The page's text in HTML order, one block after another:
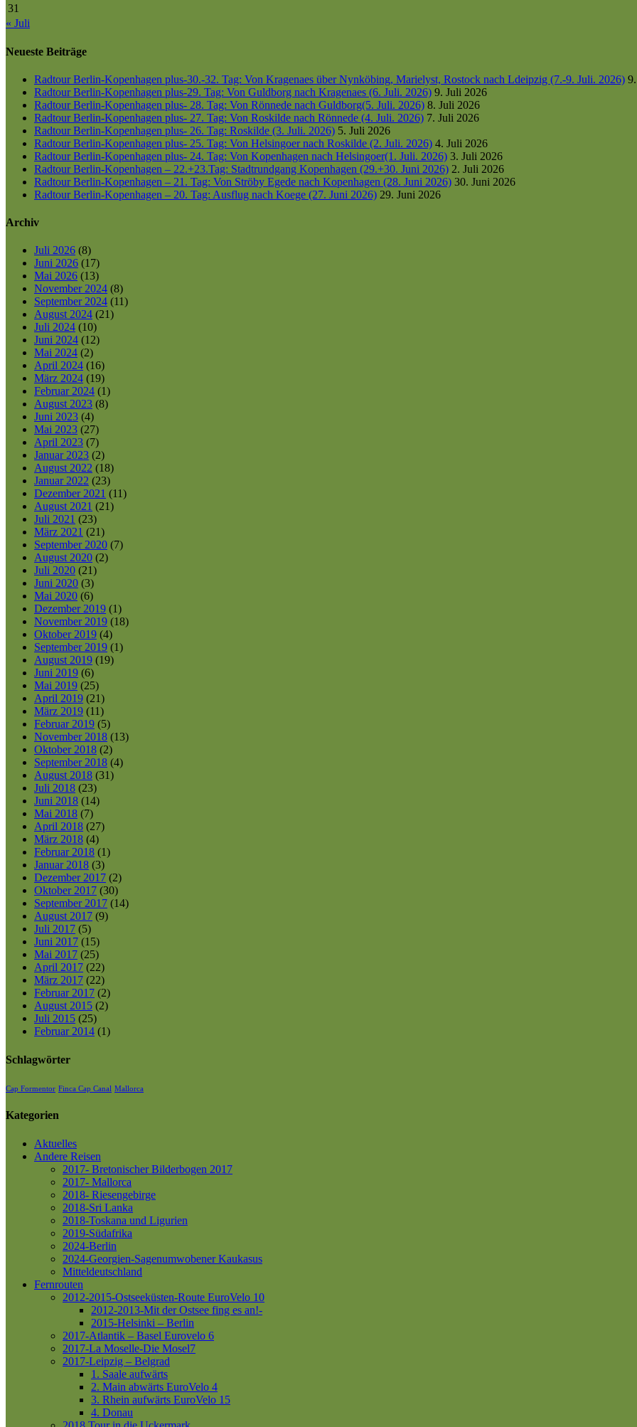
31
« Juli
Neueste Beiträge
Radtour Berlin-Kopenhagen plus-30.-32. Tag: Von Kragenaes über Nynköbing, Marielyst, Rostock nach Ldeipzig (7.-9. Juli. 2026)
Radtour Berlin-Kopenhagen plus-29. Tag: Von Guldborg nach Kragenaes (6. Juli. 2026) 9. Juli 2026
Radtour Berlin-Kopenhagen plus- 28. Tag: Von Rönnede nach Guldborg(5. Juli. 2026) 8. Juli 2026
Radtour Berlin-Kopenhagen plus- 27. Tag: Von Roskilde nach Rönnede (4. Juli. 2026) 7. Juli 2026
Radtour Berlin-Kopenhagen plus- 26. Tag: Roskilde (3. Juli. 2026) 5. Juli 2026
Radtour Berlin-Kopenhagen plus- 25. Tag: Von Helsingoer nach Roskilde (2. Juli. 2026) 4. Juli 2026
Radtour Berlin-Kopenhagen plus- 24. Tag: Von Kopenhagen nach Helsingoer(1. Juli. 2026) 3. Juli 2026
Radtour Berlin-Kopenhagen – 22.+23.Tag: Stadtrundgang Kopenhagen (29.+30. Juni 2026) 2. Juli 2026
Radtour Berlin-Kopenhagen – 21. Tag: Von Ströby Egede nach Kopenhagen (28. Juni 2026) 30. Juni 2026
Radtour Berlin-Kopenhagen – 20. Tag: Ausflug nach Koege (27. Juni 2026) 29. Juni 2026
Archiv
Juli 2026 (8)
Juni 2026 (17)
Mai 2026 (13)
November 2024 (8)
September 2024 (11)
August 2024 (21)
Juli 2024 (10)
Juni 2024 (12)
Mai 2024 (2)
April 2024 (16)
März 2024 (19)
Februar 2024 (1)
August 2023 (8)
Juni 2023 (4)
Mai 2023 (27)
April 2023 (7)
Januar 2023 (2)
August 2022 (18)
Januar 2022 (23)
Dezember 2021 (11)
August 2021 (21)
Juli 2021 (23)
März 2021 (21)
September 2020 (7)
August 2020 (2)
Juli 2020 (21)
Juni 2020 (3)
Mai 2020 (6)
Dezember 2019 (1)
November 2019 (18)
Oktober 2019 (4)
September 2019 (1)
August 2019 (19)
Juni 2019 (6)
Mai 2019 (25)
April 2019 (21)
März 2019 (11)
Februar 2019 (5)
November 2018 (13)
Oktober 2018 (2)
September 2018 (4)
August 2018 (31)
Juli 2018 (23)
Juni 2018 (14)
Mai 2018 (7)
April 2018 (27)
März 2018 (4)
Februar 2018 (1)
Januar 2018 (3)
Dezember 2017 (2)
Oktober 2017 (30)
September 2017 (14)
August 2017 (9)
Juli 2017 (5)
Juni 2017 (15)
Mai 2017 (25)
April 2017 (22)
März 2017 (22)
Februar 2017 (2)
August 2015 (2)
Juli 2015 (25)
Februar 2014 (1)
Schlagwörter
Cap Formentor Finca Cap Canal Mallorca
Kategorien
Aktuelles
Andere Reisen
2017- Bretonischer Bilderbogen 2017
2017- Mallorca
2018- Riesengebirge
2018-Sri Lanka
2018-Toskana und Ligurien
2019-Südafrika
2024-Berlin
2024-Georgien-Sagenumwobener Kaukasus
Mitteldeutschland
Fernrouten
2012-2015-Ostseeküsten-Route EuroVelo 10
2012-2013-Mit der Ostsee fing es an!-
2015-Helsinki – Berlin
2017-Atlantik – Basel Eurovelo 6
2017-La Moselle-Die Mosel7
2017-Leipzig – Belgrad
1. Saale aufwärts
2. Main abwärts EuroVelo 4
3. Rhein aufwärts EuroVelo 15
4. Donau